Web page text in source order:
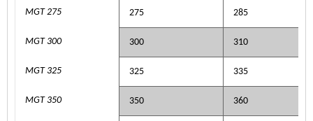
MGT 275 275 285
MGT 300 300 310
MGT 325 325 335
MGT 350 350 360